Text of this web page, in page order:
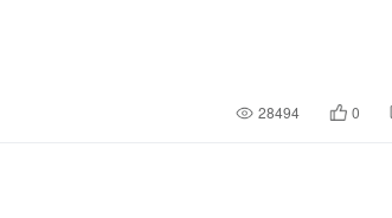
28494 0